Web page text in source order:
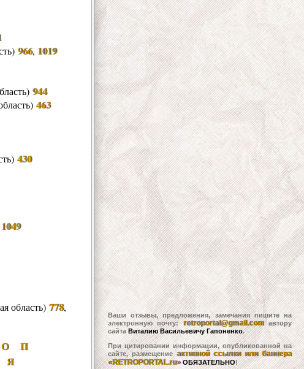
966, 1019
944
463
) 430
1049
область) 778,
О
П
Я
Ваши отзывы, предложения, замечания пишите на
электронную почту:retroportal@gmail.comавтору
сайтаВиталию Васильевичу Гапоненко.
При цитировании информации, опубликованной на
сайте, размещениеактивной ссылки или баннера
«RETROPORTAL.ru» ОБЯЗАТЕЛЬНО!